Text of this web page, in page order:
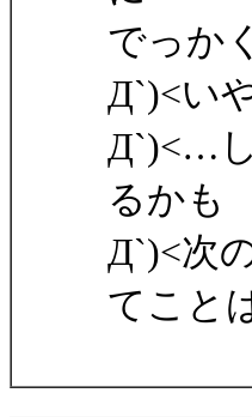
でっか
Д`)<い
Д`)<…
るかも
Д`)<次
てこと